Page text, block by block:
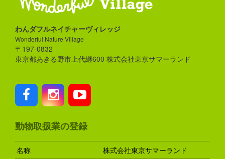
わんダフルネイチャーヴィレッジ
Wonderful Nature Village
〒197-0832
東京都あきる野市上代継600 株式会社東京サマーランド
動物取扱業の登録
名称 株式会社東京サマーランド